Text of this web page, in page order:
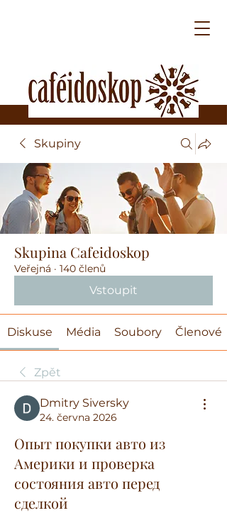
Skupiny
Skupina Cafeidoskop
Veřejná · 140 členů
Vstoupit
Diskuse Média Soubory Členové
Zpět
Dmitry Siversky
24. června 2026
Опыт покупки авто из
Америки и проверка
состояния авто перед
сделкой